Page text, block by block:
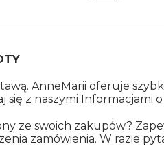
An­ne­Ma­rii ofe­ru­je
się z na­szy­mi In­for­ma­cja­mi o
ze swo­ich za­ku­pów?
za­mó­wie­nia. W razie